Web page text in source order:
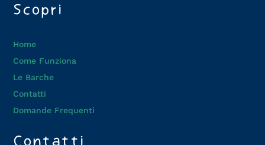
Scopri
Home
Come Funziona
Le Barche
Contatti
Domande Frequenti